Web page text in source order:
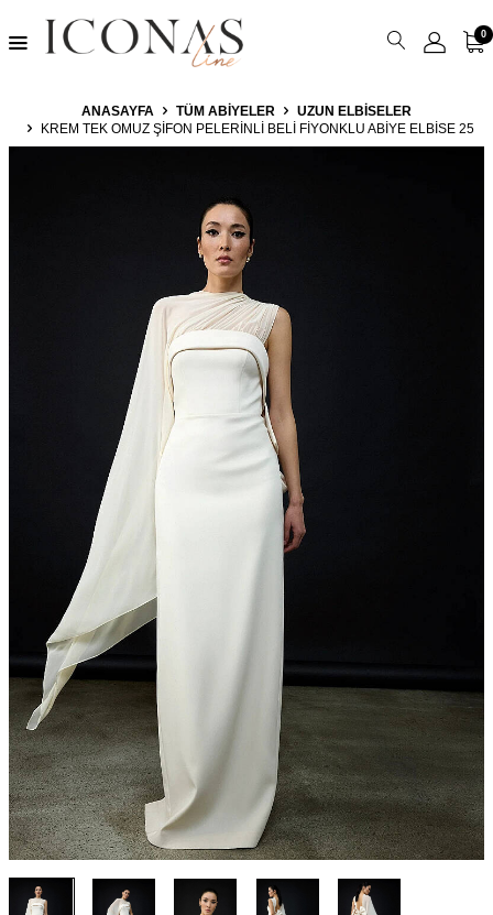
0
ANASAYFA TÜM ABIYELER
UZUN ELBISELER
KREM TEK OMUZ ŞIFON PELERINLI BELI FIYONKLU ABIYE ELBISE 25